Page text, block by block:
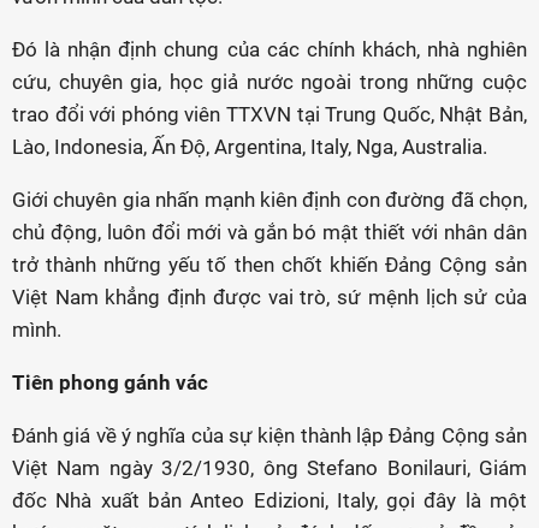
Đó là nhận định chung của các chính khách, nhà nghiên
cứu, chuyên gia, học giả nước ngoài trong những cuộc
trao đổi với phóng viên TTXVN tại Trung Quốc, Nhật Bản,
Lào, Indonesia, Ấn Độ, Argentina, Italy, Nga, Australia.
Giới chuyên gia nhấn mạnh kiên định con đường đã chọn,
chủ động, luôn đổi mới và gắn bó mật thiết với nhân dân
trở thành những yếu tố then chốt khiến Đảng Cộng sản
Việt Nam khẳng định được vai trò, sứ mệnh lịch sử của
mình.
Tiên phong gánh vác
Đánh giá về ý nghĩa của sự kiện thành lập Đảng Cộng sản
Việt Nam ngày 3/2/1930, ông Stefano Bonilauri, Giám
đốc Nhà xuất bản Anteo Edizioni, Italy, gọi đây là một